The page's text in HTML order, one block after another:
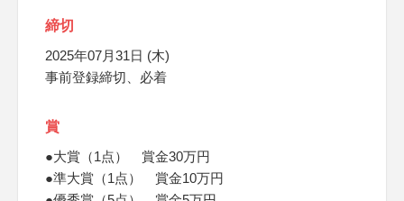
締切
2025年07月31日 (木)
事前登録締切、必着
賞
●大賞（1点） 賞金30万円
●準大賞（1点） 賞金10万円